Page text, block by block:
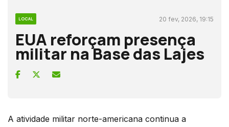
LOCAL 20 fev, 2026, 19:15
EUA reforçam presença
militar na Base das Lajes
A atividade militar norte-americana continua a